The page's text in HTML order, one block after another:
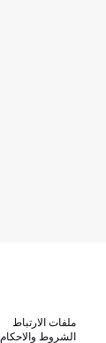
ملفات الارتباط
الشروط والاحكام